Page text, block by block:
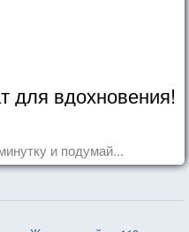
для вдохновения!
и подумай...